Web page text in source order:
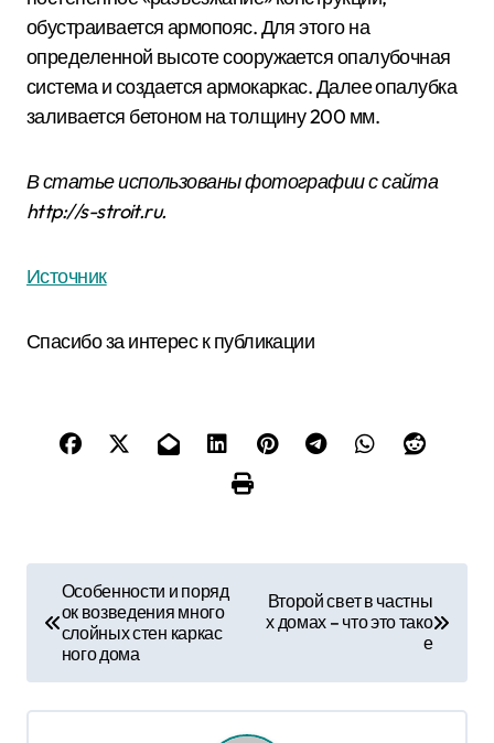
обустраивается армопояс. Для этого на
определенной высоте сооружается опалубочная
система и создается армокаркас. Далее опалубка
заливается бетоном на толщину 200 мм.
В статье использованы фотографии с сайта
http://s-stroit.ru.
Источник
Спасибо за интерес к публикации
в
и
Особенности и поряд
ок возведения много
слойных стен каркас
ного дома
Второй свет в частны
х домах – что это тако
е